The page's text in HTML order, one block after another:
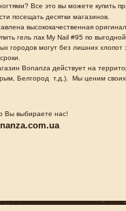
Все это вы можете купить
посещать десятки магазинов.
высококачественная
гель лак My Nail #95 по
городов могут без лишних хлопот
Bonanza действует на
Белгород т.д.). Мы ценим своих
Вы выбираете нас!